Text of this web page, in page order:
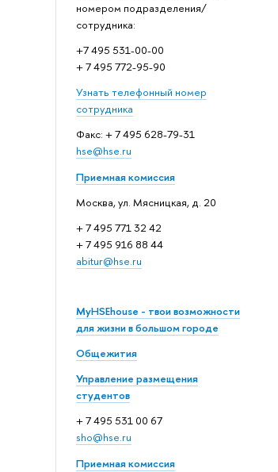
номером подразделения/
сотрудника:
+7 495 531-00-00
+ 7 495 772-95-90
Узнать телефонный номер
сотрудника
Факс: + 7 495 628-79-31
hse@hse.ru
Приемная комиссия
Москва, ул. Мясницкая, д. 20
+ 7 495 771 32 42
+ 7 495 916 88 44
abitur@hse.ru
MyHSEhouse - твои возможности
для жизни в большом городе
Общежития
Управление размещения
студентов
+ 7 495 531 00 67
sho@hse.ru
Приемная комиссия